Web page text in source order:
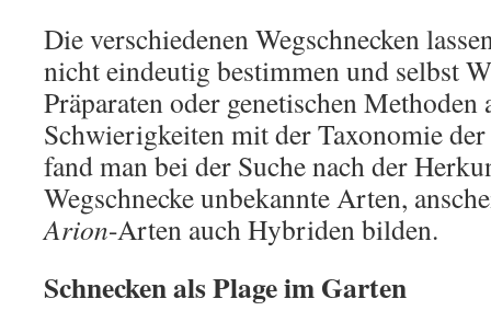
Die verschiedenen Wegschnecken
nicht eindeutig bestimmen und selbst
Präparaten oder genetischen Methoden
Schwierigkeiten mit der Taxonomie
fand man bei der Suche nach der
Wegschnecke unbekannte Arten,
Arion-Arten auch Hybriden bilden.
Schnecken als Plage im Garten